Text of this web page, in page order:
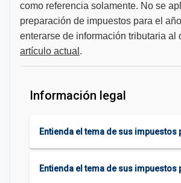
como referencia solamente. No se
preparación de impuestos para el
enterarse de información tributaria al
artículo actual .
Información legal
Entienda el tema de sus impuestos
Entienda el tema de sus impuestos